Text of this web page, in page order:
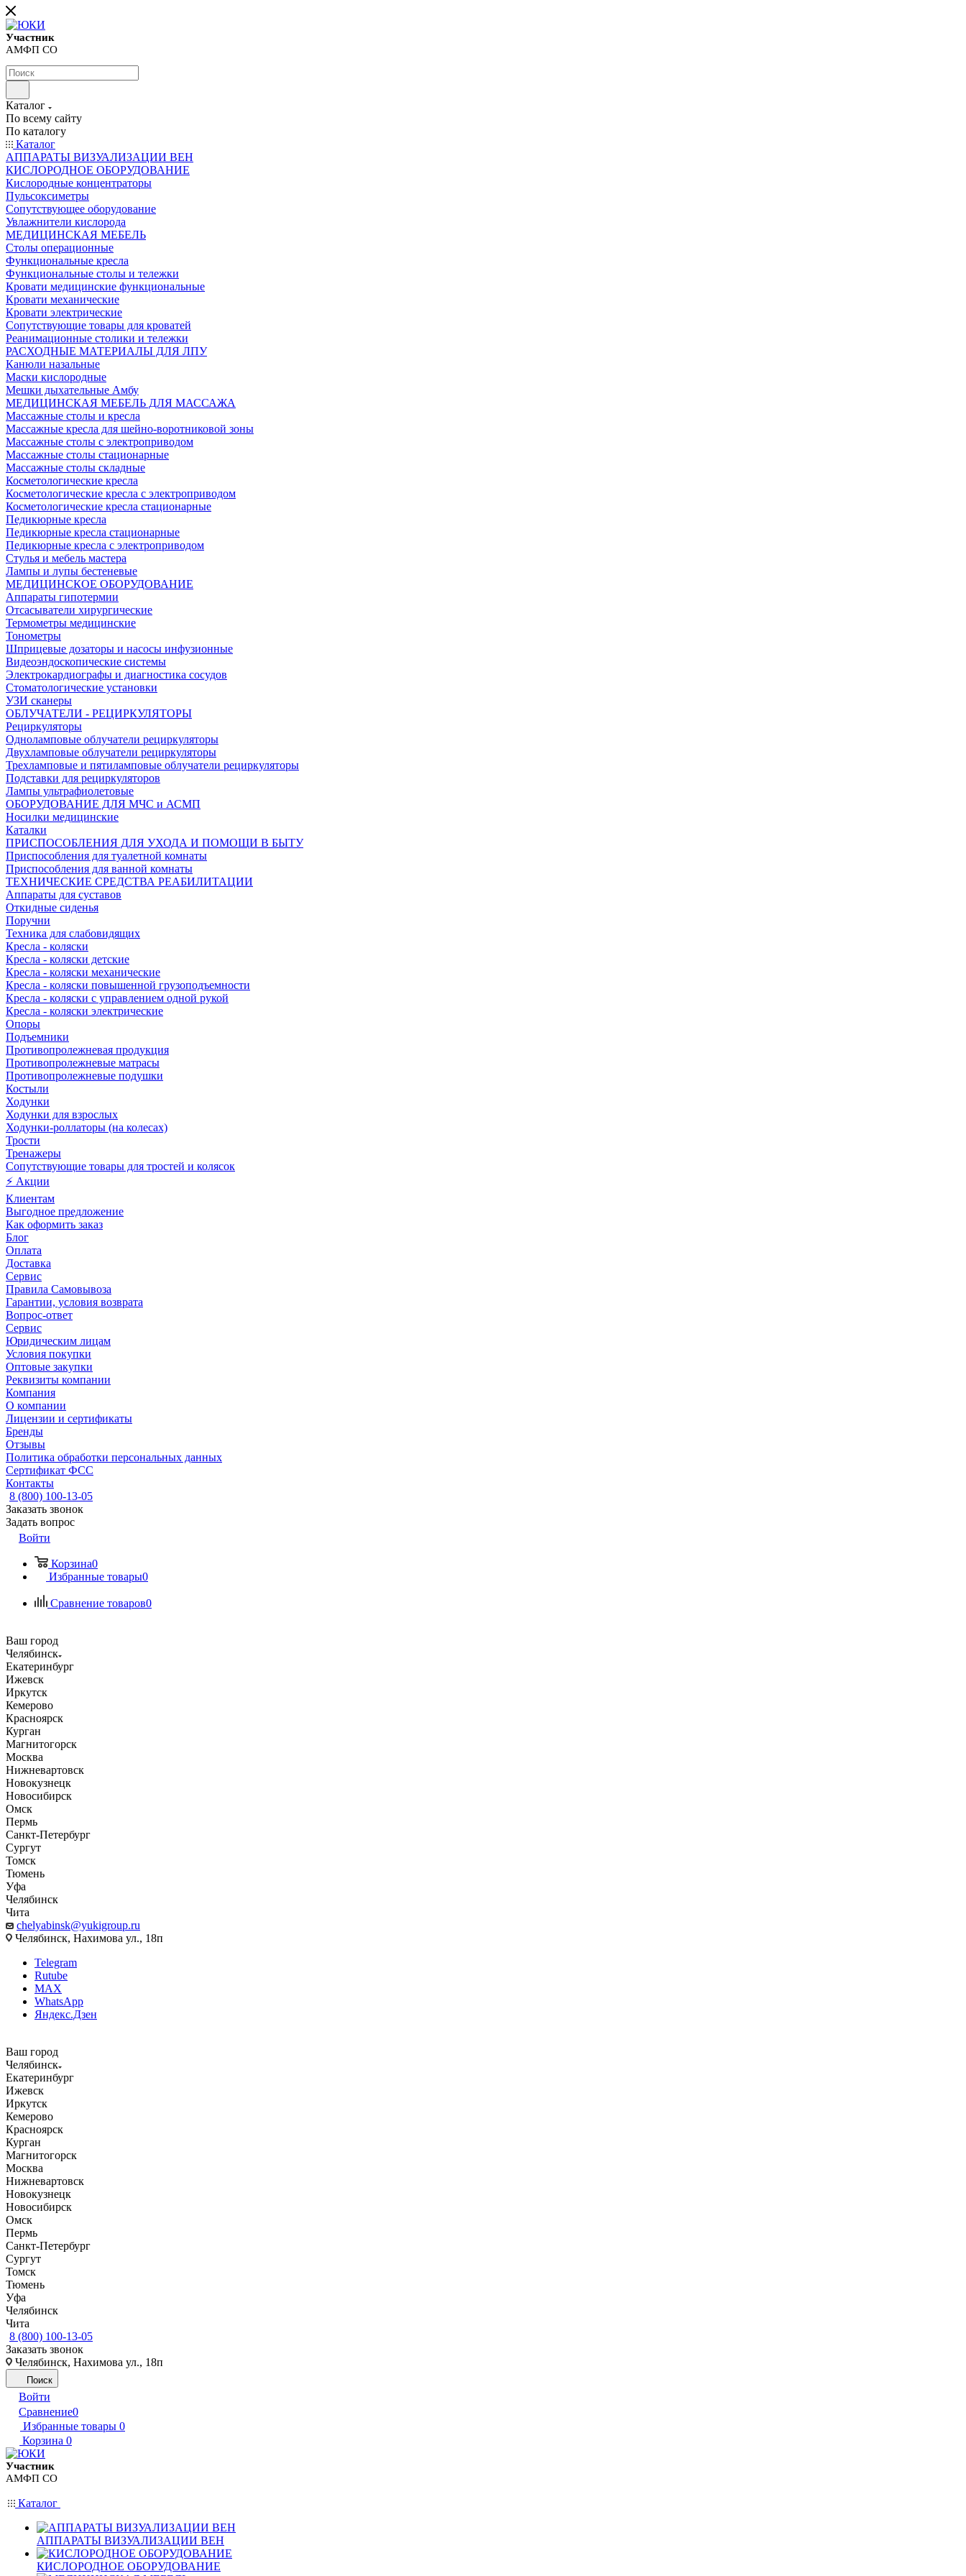
Участник
АМФП СО
Каталог
По всему сайту
По каталогу
Каталог
АППАРАТЫ ВИЗУАЛИЗАЦИИ ВЕН
КИСЛОРОДНОЕ ОБОРУДОВАНИЕ
Кислородные концентраторы
Пульсоксиметры
Сопутствующее оборудование
Увлажнители кислорода
МЕДИЦИНСКАЯ МЕБЕЛЬ
Столы операционные
Функциональные кресла
Функциональные столы и тележки
Кровати медицинские функциональные
Кровати механические
Кровати электрические
Сопутствующие товары для кроватей
Реанимационные столики и тележки
РАСХОДНЫЕ МАТЕРИАЛЫ ДЛЯ ЛПУ
Канюли назальные
Маски кислородные
Мешки дыхательные Амбу
МЕДИЦИНСКАЯ МЕБЕЛЬ ДЛЯ МАССАЖА
Массажные столы и кресла
Массажные кресла для шейно-воротниковой зоны
Массажные столы с электроприводом
Массажные столы стационарные
Массажные столы складные
Косметологические кресла
Косметологические кресла с электроприводом
Косметологические кресла стационарные
Педикюрные кресла
Педикюрные кресла стационарные
Педикюрные кресла с электроприводом
Стулья и мебель мастера
Лампы и лупы бестеневые
МЕДИЦИНСКОЕ ОБОРУДОВАНИЕ
Аппараты гипотермии
Отсасыватели хирургические
Термометры медицинские
Тонометры
Шприцевые дозаторы и насосы инфузионные
Видеоэндоскопические системы
Электрокардиографы и диагностика сосудов
Стоматологические установки
УЗИ сканеры
ОБЛУЧАТЕЛИ - РЕЦИРКУЛЯТОРЫ
Рециркуляторы
Одноламповые облучатели рециркуляторы
Двухламповые облучатели рециркуляторы
Трехламповые и пятиламповые облучатели рециркуляторы
Подставки для рециркуляторов
Лампы ультрафиолетовые
ОБОРУДОВАНИЕ ДЛЯ МЧС и АСМП
Носилки медицинские
Каталки
ПРИСПОСОБЛЕНИЯ ДЛЯ УХОДА И ПОМОЩИ В БЫТУ
Приспособления для туалетной комнаты
Приспособления для ванной комнаты
ТЕХНИЧЕСКИЕ СРЕДСТВА РЕАБИЛИТАЦИИ
Аппараты для суставов
Откидные сиденья
Поручни
Техника для слабовидящих
Кресла - коляски
Кресла - коляски детские
Кресла - коляски механические
Кресла - коляски повышенной грузоподъемности
Кресла - коляски с управлением одной рукой
Кресла - коляски электрические
Опоры
Подъемники
Противопролежневая продукция
Противопролежневые матрасы
Противопролежневые подушки
Костыли
Ходунки
Ходунки для взрослых
Ходунки-роллаторы (на колесах)
Трости
Тренажеры
Сопутствующие товары для тростей и колясок
⚡ Акции
Клиентам
Выгодное предложение
Как оформить заказ
Блог
Оплата
Доставка
Сервис
Правила Самовывоза
Гарантии, условия возврата
Вопрос-ответ
Сервис
Юридическим лицам
Условия покупки
Оптовые закупки
Реквизиты компании
Компания
О компании
Лицензии и сертификаты
Бренды
Отзывы
Политика обработки персональных данных
Сертификат ФСС
Контакты
8 (800) 100-13-05
Заказать звонок
Задать вопрос
Войти
Корзина0
Избранные товары0
Сравнение товаров0
Ваш город
Челябинск
Екатеринбург
Ижевск
Иркутск
Кемерово
Красноярск
Курган
Магнитогорск
Москва
Нижневартовск
Новокузнецк
Новосибирск
Омск
Пермь
Санкт-Петербург
Сургут
Томск
Тюмень
Уфа
Челябинск
Чита
chelyabinsk@yukigroup.ru
Челябинск, Нахимова ул., 18п
Telegram
Rutube
MAX
WhatsApp
Яндекс.Дзен
Ваш город
Челябинск
Екатеринбург
Ижевск
Иркутск
Кемерово
Красноярск
Курган
Магнитогорск
Москва
Нижневартовск
Новокузнецк
Новосибирск
Омск
Пермь
Санкт-Петербург
Сургут
Томск
Тюмень
Уфа
Челябинск
Чита
8 (800) 100-13-05
Заказать звонок
Челябинск, Нахимова ул., 18п
Поиск
Войти
Сравнение0
Избранные товары 0
Корзина 0
Участник
АМФП СО
Каталог
АППАРАТЫ ВИЗУАЛИЗАЦИИ ВЕН
КИСЛОРОДНОЕ ОБОРУДОВАНИЕ